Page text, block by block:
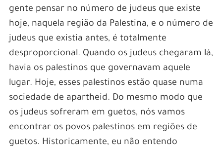
gente pensar no número de judeus que existe
hoje, naquela região da Palestina, e o número de
judeus que existia antes, é totalmente
desproporcional. Quando os judeus chegaram lá,
havia os palestinos que governavam aquele
lugar. Hoje, esses palestinos estão quase numa
sociedade de apartheid. Do mesmo modo que
os judeus sofreram em guetos, nós vamos
encontrar os povos palestinos em regiões de
guetos. Historicamente, eu não entendo